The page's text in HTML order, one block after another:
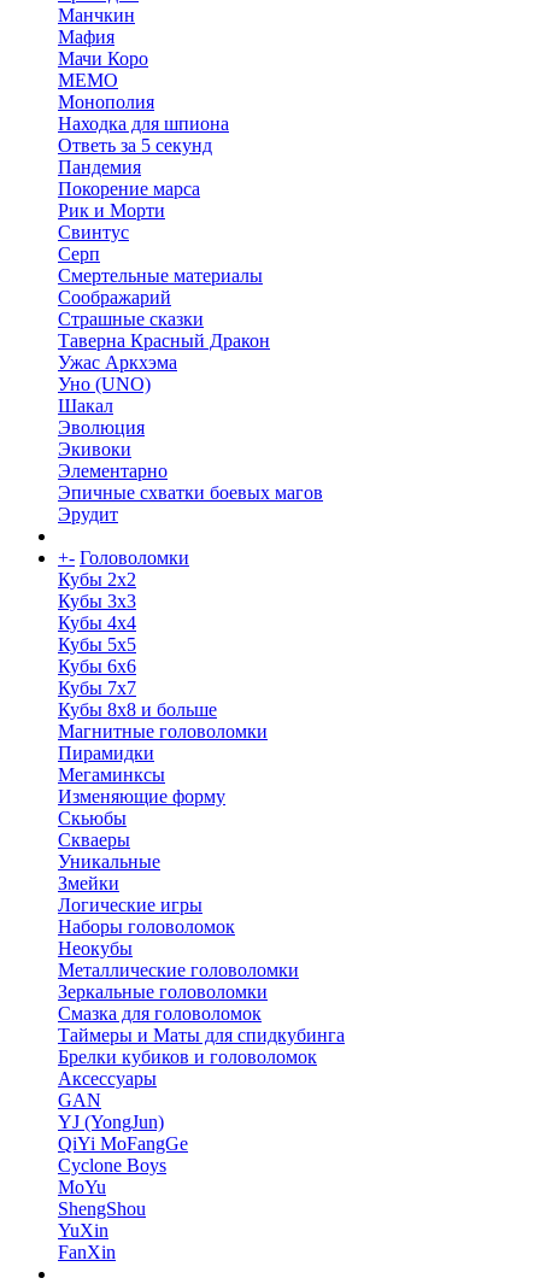
Манчкин
Мафия
Мачи Коро
МЕМО
Монополия
Находка для шпиона
Ответь за 5 секунд
Пандемия
Покорение марса
Рик и Морти
Свинтус
Серп
Смертельные материалы
Соображарий
Страшные сказки
Таверна Красный Дракон
Ужас Аркхэма
Уно (UNO)
Шакал
Эволюция
Экивоки
Элементарно
Эпичные схватки боевых магов
Эрудит
+- Головоломки
Кубы 2х2
Кубы 3х3
Кубы 4x4
Кубы 5х5
Кубы 6х6
Кубы 7х7
Кубы 8х8 и больше
Магнитные головоломки
Пирамидки
Мегаминксы
Изменяющие форму
Скьюбы
Скваеры
Уникальные
Змейки
Логические игры
Наборы головоломок
Неокубы
Металлические головоломки
Зеркальные головоломки
Смазка для головоломок
Таймеры и Маты для спидкубинга
Брелки кубиков и головоломок
Аксессуары
GAN
YJ (YongJun)
QiYi MoFangGe
Cyclone Boys
MoYu
ShengShou
YuXin
FanXin